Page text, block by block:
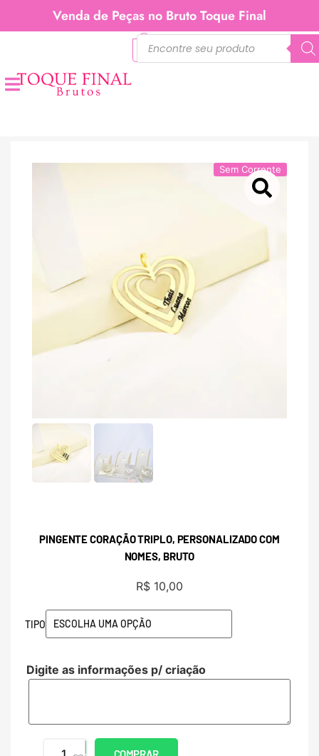
Venda de Peças no Bruto Toque Final
Sem Corrente
PINGENTE CORAÇÃO TRIPLO, PERSONALIZADO COM
NOMES, BRUTO
R$ 10,00
TIPO
Digite as informações p/ criação